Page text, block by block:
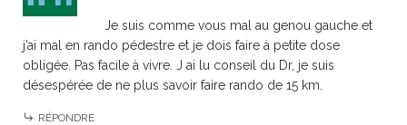
Je suis comme vous mal au genou gauche et
j’ai mal en rando pédestre et je dois faire à petite dose
obligée. Pas facile à vivre. J ai lu conseil du Dr, je suis
désespérée de ne plus savoir faire rando de 15 km.
RÉPONDRE